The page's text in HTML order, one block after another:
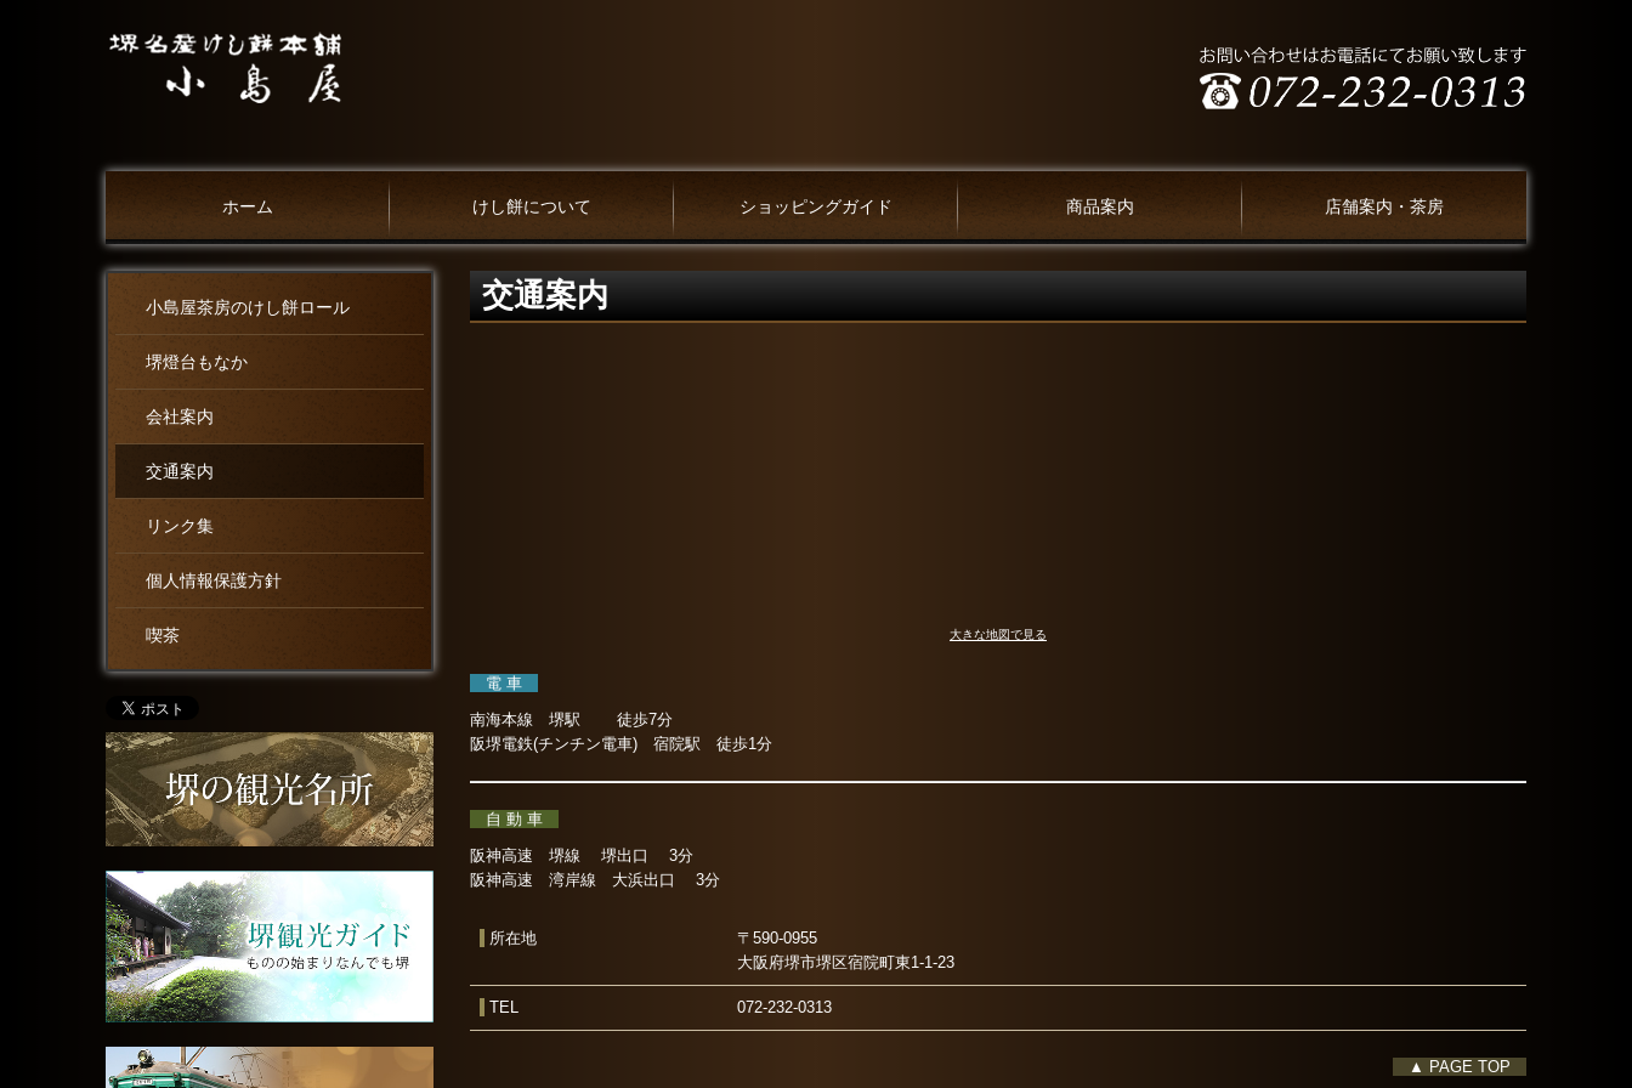
ホーム けし餅について ショッピングガイド 商品案内 店舗案内・茶房
小島屋茶房のけし餅ロール
堺燈台もなか
会社案内
交通案内
リンク集
個人情報保護方針
喫茶
交通案内
大きな地図で見る
電 車
南海本線 堺駅 徒歩7分
阪堺電鉄(チンチン電車) 宿院駅 徒歩1分
自 動 車
阪神高速 堺線 堺出口 3分
阪神高速 湾岸線 大浜出口 3分
所在地
〒590-0955
大阪府堺市堺区宿院町東1-1-23
TEL 072-232-0313
▲ PAGE TOP